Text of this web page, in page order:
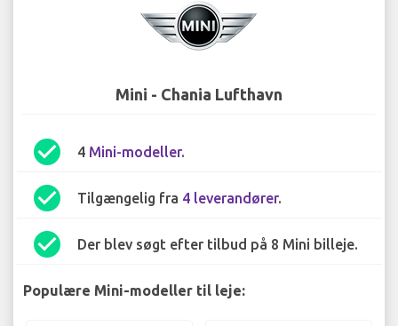
Mini - Chania Lufthavn
check_circle 4 Mini-modeller.
check_circle Tilgængelig fra 4 leverandører.
check_circle Der blev søgt efter tilbud på 8 Mini billeje.
Populære Mini-modeller til leje: